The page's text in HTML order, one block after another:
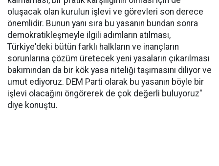
oluşacak olan kurulun işlevi ve görevleri son derece
önemlidir. Bunun yanı sıra bu yasanın bundan sonra
demokratikleşmeyle ilgili adımların atılması,
Türkiye'deki bütün farklı halkların ve inançların
sorunlarına çözüm üretecek yeni yasaların çıkarılması
bakımından da bir kök yasa niteliği taşımasını diliyor ve
umut ediyoruz. DEM Parti olarak bu yasanın böyle bir
işlevi olacağını öngörerek de çok değerli buluyoruz"
diye konuştu.